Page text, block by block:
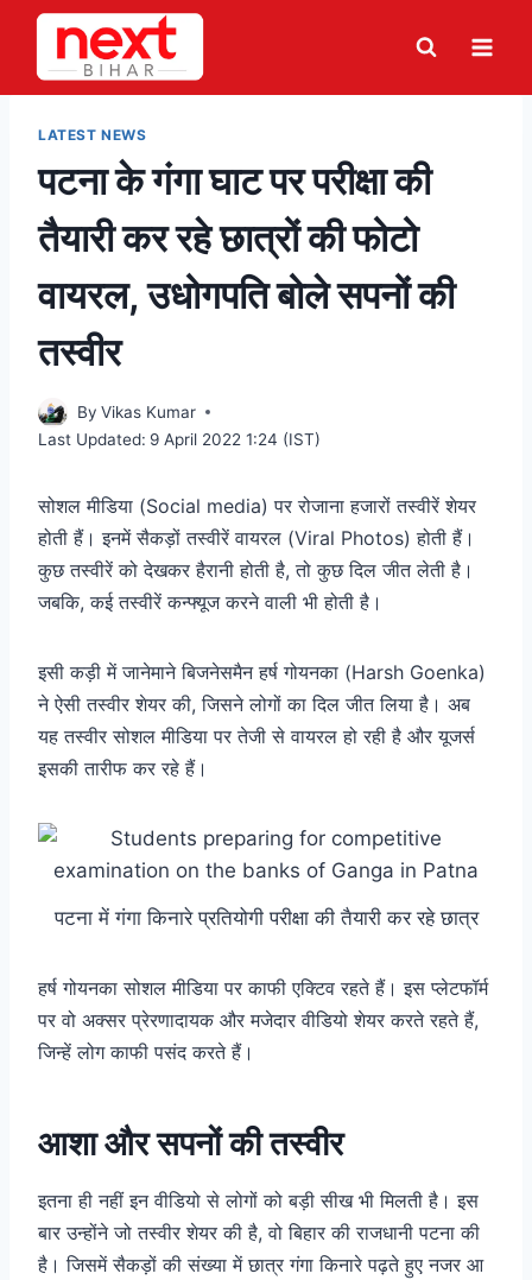
Skip
content
LATEST NEWS
पटना के गंगा घाट पर परीक्षा की
तैयारी कर रहे छात्रों की फोटो
वायरल, उधोगपति बोले सपनों की
तस्वीर
By Vikas Kumar
Last Updated: 9 April 2022 1:24 (IST)
सोशल मीडिया (Social media) पर रोजाना हजारों तस्वीरें शेयर
होती हैं। इनमें सैकड़ों तस्वीरें वायरल (Viral Photos) होती हैं।
कुछ तस्वीरें को देखकर हैरानी होती है, तो कुछ दिल जीत लेती है।
जबकि, कई तस्वीरें कन्फ्यूज करने वाली भी होती है।
इसी कड़ी में जानेमाने बिजनेसमैन हर्ष गोयनका (Harsh Goenka)
ने ऐसी तस्वीर शेयर की, जिसने लोगों का दिल जीत लिया है। अब
यह तस्वीर सोशल मीडिया पर तेजी से वायरल हो रही है और यूजर्स
इसकी तारीफ कर रहे हैं।
पटना में गंगा किनारे प्रतियोगी परीक्षा की तैयारी कर रहे छात्र
हर्ष गोयनका सोशल मीडिया पर काफी एक्टिव रहते हैं। इस प्लेटफॉर्म
पर वो अक्सर प्रेरणादायक और मजेदार वीडियो शेयर करते रहते हैं,
जिन्हें लोग काफी पसंद करते हैं।
आशा और सपनों की तस्वीर
इतना ही नहीं इन वीडियो से लोगों को बड़ी सीख भी मिलती है। इस
बार उन्होंने जो तस्वीर शेयर की है, वो बिहार की राजधानी पटना की
है। जिसमें सैकड़ों की संख्या में छात्र गंगा किनारे पढ़ते हुए नजर आ